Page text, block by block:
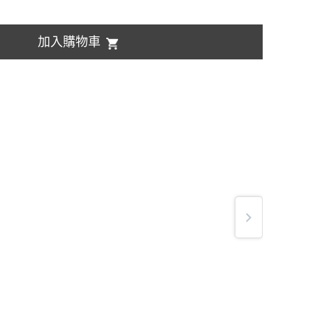
加入購物車